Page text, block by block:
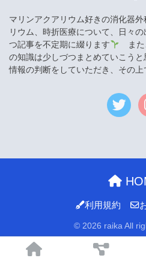
マリンアクアリウム好きの消化器
リウム、時折医療について、日々
つ記事を不定期に綴ります
また
の知識は少しづつまとめていこう
情報の判断をしていただき、その
利用規約
© 2026 raika All